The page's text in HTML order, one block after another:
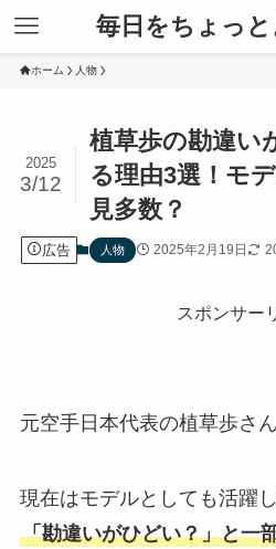
毎日をちょっ
ホーム 人物
植草歩の勘違い
る理由3選！モ
見多数？
2025
3/12
広告 人物 2025年2月19日
スポンサー
元空手日本代表の植草歩さん
現在はモデルとしても活躍
「勘違いがひどい？」と一